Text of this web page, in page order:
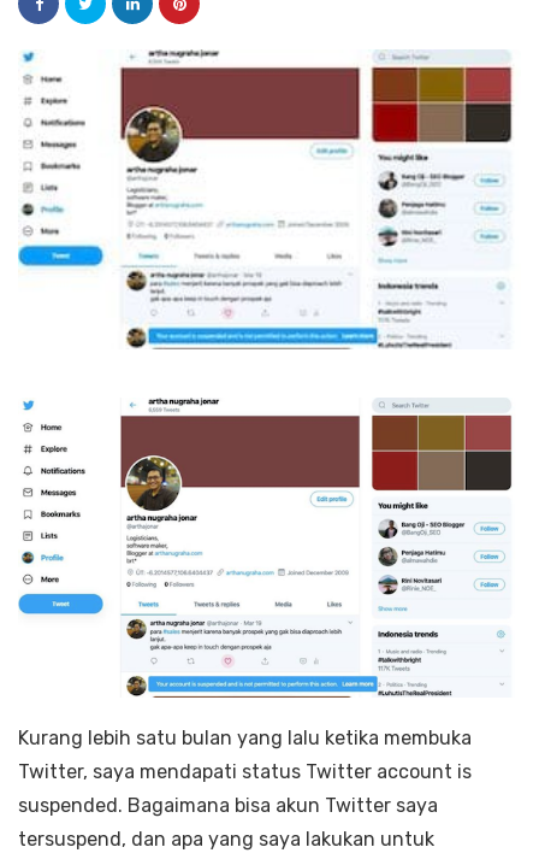
Kurang lebih satu bulan yang lalu ketika membuka
Twitter, saya mendapati status Twitter account is
suspended. Bagaimana bisa akun Twitter saya
tersuspend, dan apa yang saya lakukan untuk